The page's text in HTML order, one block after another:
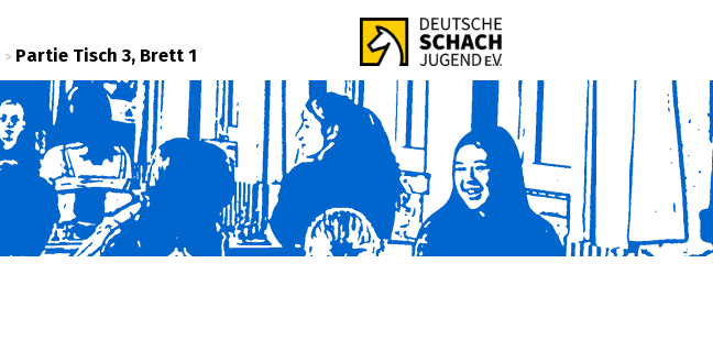
> Partie Tisch 3, Brett 1